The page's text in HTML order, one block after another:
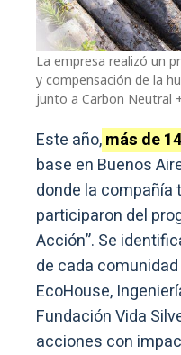
La empresa realizó un
y compensación de la
junto a Carbon Neutral
Este año,más de
base en Buenos
donde la compañía
participaron del
Acción”. Se
de cada
EcoHouse,
Fundación Vida
acciones con